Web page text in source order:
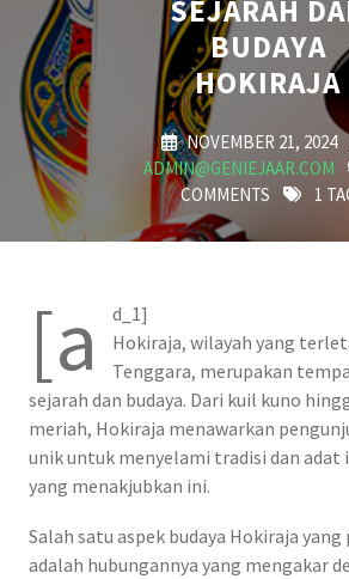
SEJARAH
BUDAYA
HOKIRAJA
NOVEMBER 21, 2024
ADMIN@GENIEJAAR.COM
COMMENTS
1
[a
d_1]
Hokiraja, wilayah yang
Tenggara, merupakan
sejarah dan budaya. Dari kuil kuno
meriah, Hokiraja menawarkan
unik untuk menyelami tradisi dan adat
yang menakjubkan ini.
Salah satu aspek budaya Hokiraja
adalah hubungannya yang mengakar